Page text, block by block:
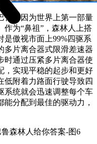
鲁，因为世界上第一部量
为“鼻祖”，森林人上搭
傲视市面上99%四驱系
多片离合器式限滑差速器
时通过压紧多片离合器使
，实现平稳的起步和更好
低附着力路面行驶导致四
系统就会迅速调整每个车
分配到最佳的驱动力，